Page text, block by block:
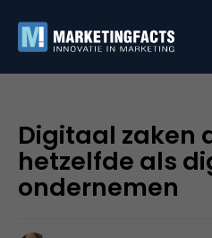
Digitaal zaken
hetzelfde als
ondernemen